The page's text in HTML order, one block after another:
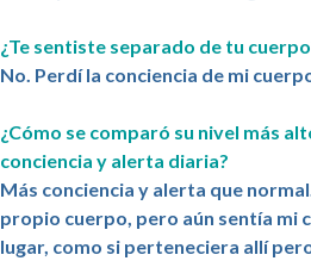
¿Te sentiste separado de tu
No. Perdí la conciencia de mi
¿Cómo se comparó su nivel más
conciencia y alerta diaria?
Más conciencia y alerta que
propio cuerpo, pero aún sentía mi
lugar, como si perteneciera allí